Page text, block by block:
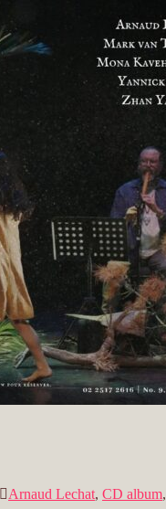
Arnaud Lechat, CD album,